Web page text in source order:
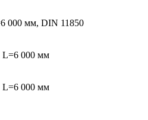
000 мм, DIN 11850
L=6 000 мм
L=6 000 мм